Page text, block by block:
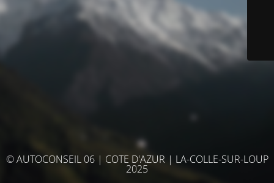
© AUTOCONSEIL 06 | COTE D'AZUR | LA-COLLE-SUR-LOUP
2025